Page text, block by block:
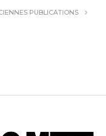
PUBLICATIONS